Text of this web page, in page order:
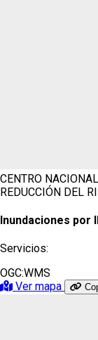
CENTRO
REDUCCIÓN DEL
Inundaciones por
Servicios:
OGC:WMS
Ver mapa